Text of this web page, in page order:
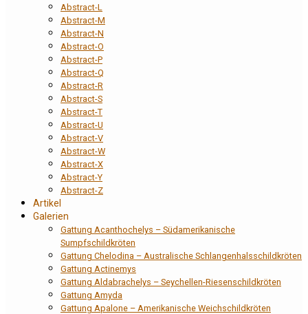
Abstract-L
Abstract-M
Abstract-N
Abstract-O
Abstract-P
Abstract-Q
Abstract-R
Abstract-S
Abstract-T
Abstract-U
Abstract-V
Abstract-W
Abstract-X
Abstract-Y
Abstract-Z
Artikel
Galerien
Gattung Acanthochelys – Südamerikanische
Sumpfschildkröten
Gattung Chelodina – Australische Schlangenhalsschildkröten
Gattung Actinemys
Gattung Aldabrachelys – Seychellen-Riesenschildkröten
Gattung Amyda
Gattung Apalone – Amerikanische Weichschildkröten